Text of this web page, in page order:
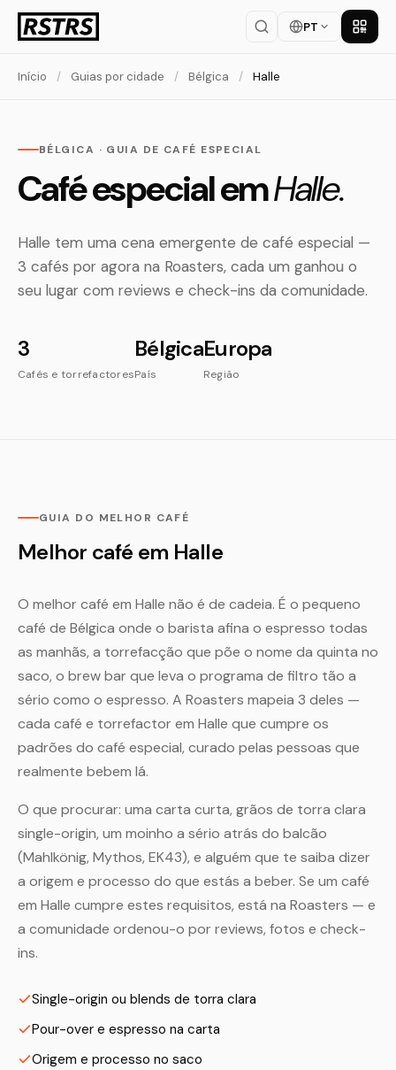
PT Baixar
Início / Guias por cidade / Bélgica / Halle
BÉLGICA · GUIA DE CAFÉ ESPECIAL
Café especial emHalle.
Halle tem uma cena emergente de café especial —
3 cafés por agora na Roasters, cada um ganhou o
seu lugar com reviews e check-ins da comunidade.
3
Cafés e torrefactores
Bélgica
País
Europa
Região
GUIA DO MELHOR CAFÉ
Melhor café em Halle
O melhor café em Halle não é de cadeia. É o pequeno
café de Bélgica onde o barista afina o espresso todas
as manhãs, a torrefacção que põe o nome da quinta no
saco, o brew bar que leva o programa de filtro tão a
sério como o espresso. A Roasters mapeia 3 deles —
cada café e torrefactor em Halle que cumpre os
padrões do café especial, curado pelas pessoas que
realmente bebem lá.
O que procurar: uma carta curta, grãos de torra clara
single-origin, um moinho a sério atrás do balcão
(Mahlkönig, Mythos, EK43), e alguém que te saiba dizer
a origem e processo do que estás a beber. Se um café
em Halle cumpre estes requisitos, está na Roasters — e
a comunidade ordenou-o por reviews, fotos e check-
ins.
Single-origin ou blends de torra clara
Pour-over e espresso na carta
Origem e processo no saco